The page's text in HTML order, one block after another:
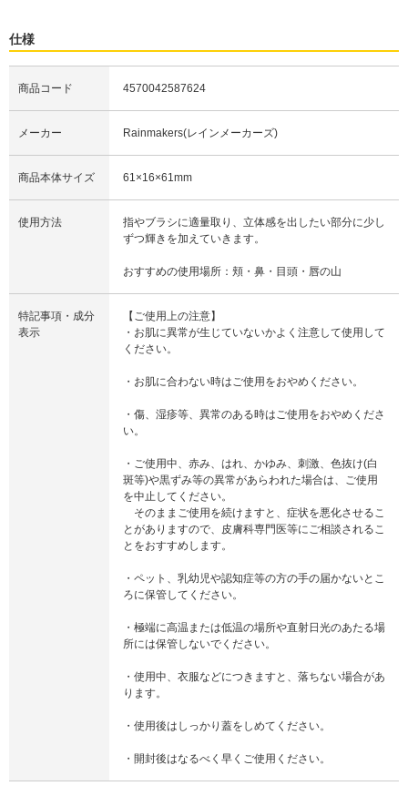
仕様
商品コード 4570042587624
メーカー Rainmakers(レインメーカーズ)
商品本体サイズ 61×16×61mm
使用方法
指やブラシに適量取り、立体感を出したい部分に少し
ずつ輝きを加えていきます。
おすすめの使用場所：頬・鼻・目頭・唇の山
特記事項・成分
表示
【ご使用上の注意】
・お肌に異常が生じていないかよく注意して使用して
ください。
・お肌に合わない時はご使用をおやめください。
・傷、湿疹等、異常のある時はご使用をおやめくださ
い。
・ご使用中、赤み、はれ、かゆみ、刺激、色抜け(白
斑等)や黒ずみ等の異常があらわれた場合は、ご使用
を中止してください。
そのままご使用を続けますと、症状を悪化させるこ
とがありますので、皮膚科専門医等にご相談されるこ
とをおすすめします。
・ペット、乳幼児や認知症等の方の手の届かないとこ
ろに保管してください。
・極端に高温または低温の場所や直射日光のあたる場
所には保管しないでください。
・使用中、衣服などにつきますと、落ちない場合があ
ります。
・使用後はしっかり蓋をしめてください。
・開封後はなるべく早くご使用ください。